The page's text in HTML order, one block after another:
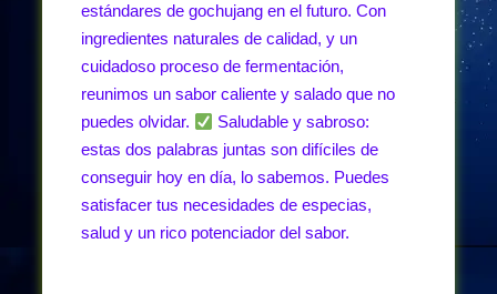
estándares de gochujang en el futuro. Con
ingredientes naturales de calidad, y un
cuidadoso proceso de fermentación,
reunimos un sabor caliente y salado que no
puedes olvidar.
Saludable y sabroso:
estas dos palabras juntas son difíciles de
conseguir hoy en día, lo sabemos. Puedes
satisfacer tus necesidades de especias,
salud y un rico potenciador del sabor.